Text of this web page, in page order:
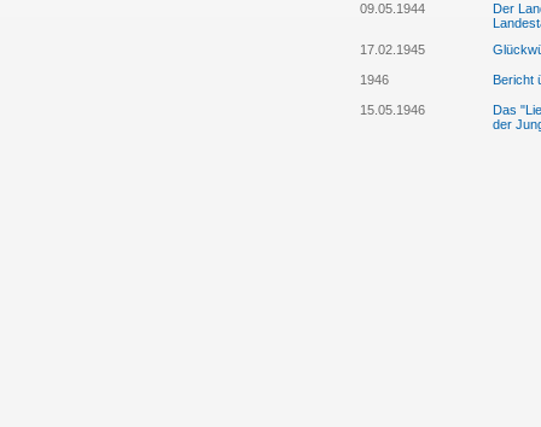
09.05.1944
Der
17.02.1945
1946 Bericht
15.05.1946
Das
der